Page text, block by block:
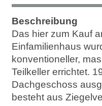
Beschreibung
Das hier zum Kauf
Einfamilienhaus
konventioneller,
Teilkeller errichtet.
Dachgeschoss
besteht aus